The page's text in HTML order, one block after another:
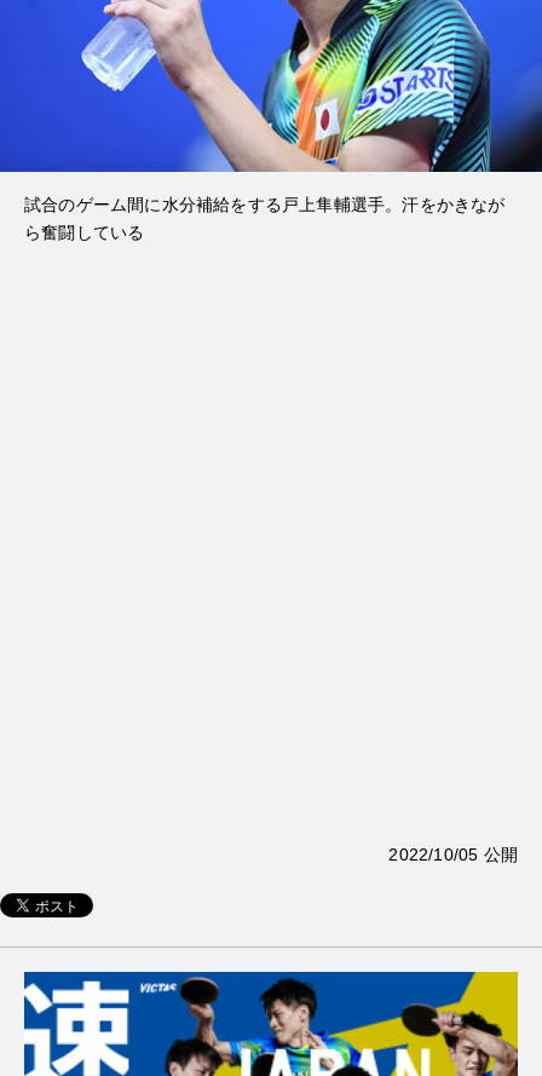
試合のゲーム間に水分補給をする戸上隼輔選手。汗をかきなが
ら奮闘している
2022/10/05 公開